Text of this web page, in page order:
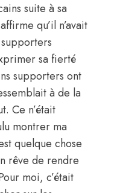
suite à sa
qu’il n’avait
sa fierté
supporters ont
à de la
Ce n’était
montrer ma
quelque chose
rêve de rendre
moi, c’était